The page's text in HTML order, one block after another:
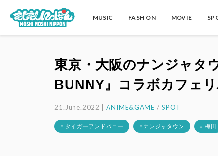
MUSIC FASHION MOVIE
東京・大阪のナンジャタ
BUNNY』コラボカフェ
21.June.2022 |ANIME&GAME / SPOT
# タイガーアンドバニー # ナンジャタウン # 梅田